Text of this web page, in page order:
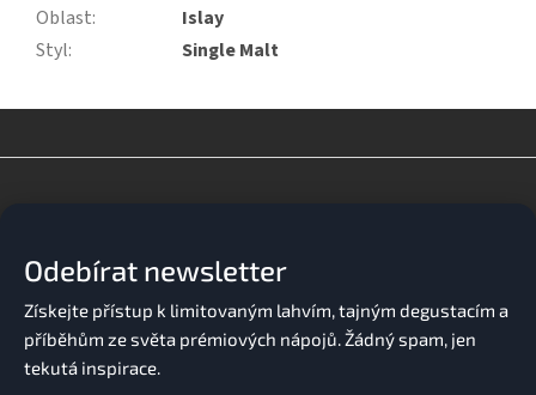
Oblast:
Islay
Styl: Single Malt
Odebírat newsletter